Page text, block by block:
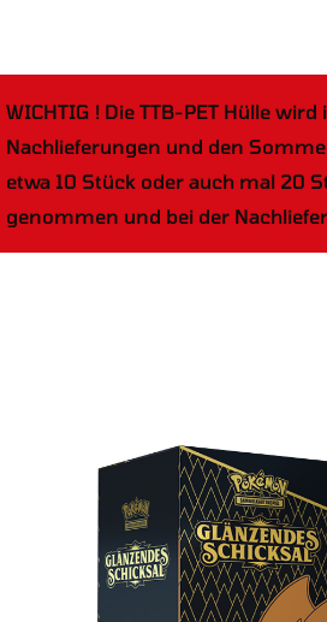
WICHTIG ! Die TTB-PET Hülle
Nachlieferungen und den
etwa 10 Stück oder auch mal 20
genommen und bei der